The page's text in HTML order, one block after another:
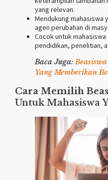
yang relevan.
Mendukung mahasiswa
agen perubahan di
Cocok untuk
pendidikan, penelitian,
Baca Juga:
Yang Memberikan
Cara Memilih
Untuk Mahasiswa